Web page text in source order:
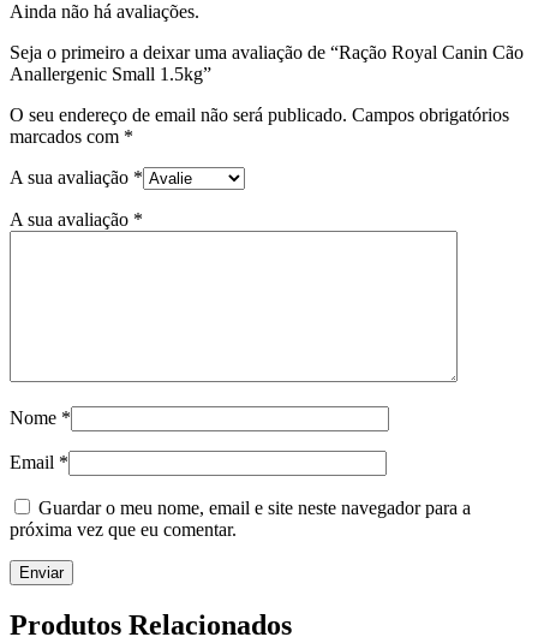
Ainda não há avaliações.
Seja o primeiro a deixar uma avaliação de “Ração Royal Canin Cão
Anallergenic Small 1.5kg”
O seu endereço de email não será publicado. Campos obrigatórios
marcados com *
A sua avaliação *
A sua avaliação *
Nome *
Email *
Guardar o meu nome, email e site neste navegador para a
próxima vez que eu comentar.
Produtos Relacionados